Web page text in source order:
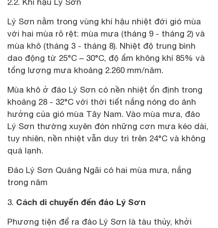
Lý Sơn nằm trong vùng khí hậu nhiệt đới gió mùa
với hai mùa rõ rệt: mùa mưa (tháng 9 - tháng 2) và
mùa khô (tháng 3 - tháng 8). Nhiệt độ trung bình
dao động từ 25°C – 30°C, độ ẩm không khí 85% và
tổng lượng mưa khoảng 2.260 mm/năm.
Mùa khô ở đảo Lý Sơn có nền nhiệt ổn định trong
khoảng 28 - 32°C với thời tiết nắng nóng do ảnh
hưởng của gió mùa Tây Nam. Vào mùa mưa, đảo
Lý Sơn thường xuyên đón những cơn mưa kéo dài,
tuy nhiên, nền nhiệt vẫn duy trì trên 24°C và không
quá lạnh.
Đảo Lý Sơn Quảng Ngãi có hai mùa mưa, nắng
trong năm
3. Cách di chuyển đến đảo Lý Sơn
Phương tiện để ra đảo Lý Sơn là tàu thủy, khởi